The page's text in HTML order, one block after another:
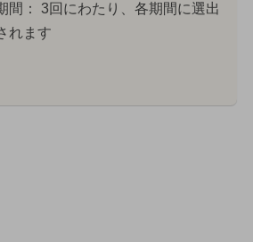
間： 3回にわたり、各期間に選出
れます